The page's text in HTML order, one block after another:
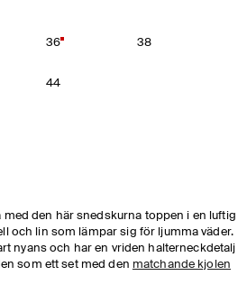
36 38
44
med den här snedskurna toppen i en luftig
och lin som lämpar sig för ljumma väder.
nyans och har en vriden halterneckdetalj
som ett set med den matchande kjolen